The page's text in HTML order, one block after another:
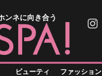
ンネに向き合う
ビューティ ファッション